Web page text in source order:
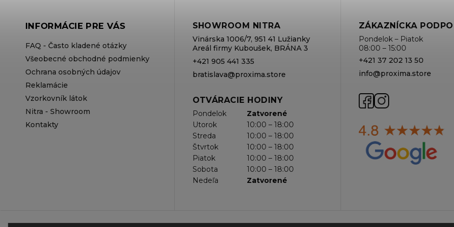
INFORMÁCIE PRE VÁS
FAQ - Často kladené otázky
Všeobecné obchodné podmienky
Ochrana osobných údajov
Reklamácie
Vzorkovník látok
Nitra - Showroom
Kontakty
SHOWROOM NITRA
Vinárska 1006/7, 951 41 Lužianky
Areál firmy Kuboušek, BRÁNA 3
+421 905 441 335
bratislava@proxima.store
OTVÁRACIE HODINY
Pondelok
Zatvorené
Utorok
10:00 – 18:00
Streda
10:00 – 18:00
Štvrtok
10:00 – 18:00
Piatok
10:00 – 18:00
Sobota
10:00 – 18:00
Nedeľa
Zatvorené
ZÁKAZNÍCKA
Pondelok – Piatok
08:00 – 15:00
+421 37 202 13 50
info@proxima.store